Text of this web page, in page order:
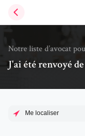
Notre liste d’avocat
J'ai été renvoyé
Me localiser